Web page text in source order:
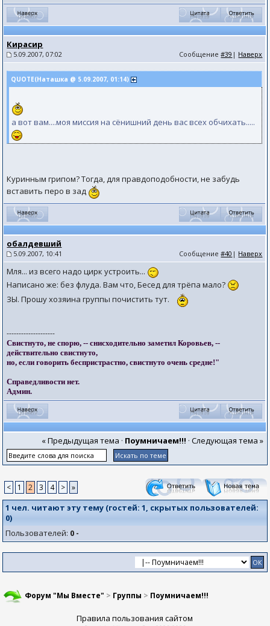
Кирасир
5.09.2007, 07:02 Сообщение#39 | Наверх
QUOTE(Наташка @ 5.09.2007, 01:14)
а вот вам....моя миссия на сёнишний день вас всех обчихать.....
Куринным грипом? Тогда, для правдоподобности, не забудь
вставить перо в зад
обалдевший
5.09.2007, 10:41 Сообщение#40 | Наверх
Мля... из всего надо цирк устроить...
Написано же: без флуда. Вам что, Бесед для трёпа мало?
ЗЫ. Прошу хозяина группы почистить тут.
--------------------
Свистнуто, не спорю, -- снисходительно заметил Коровьев, --
действительно свистнуто,
но, если говорить беспристрастно, свистнуто очень средне!"
Справедливости нет.
Админ.
« Предыдущая тема · Поумничаем!!! · Следующая тема »
< 1 2 3 4 > »
1 чел. читают эту тему (гостей:1, скрытых пользователей:
0)
Пользователей: 0 -
Форум "Мы Вместе" > Группы > Поумничаем!!!
Правила пользования сайтом